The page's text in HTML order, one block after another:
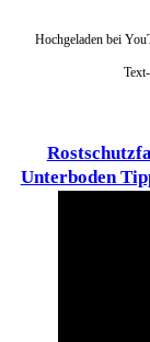
Hochgeladen bei
Unterboden